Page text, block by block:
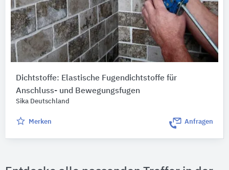
Dichtstoffe: Elastische Fugendichtstoffe für
Anschluss- und Bewegungsfugen
Sika Deutschland
Merken Anfragen